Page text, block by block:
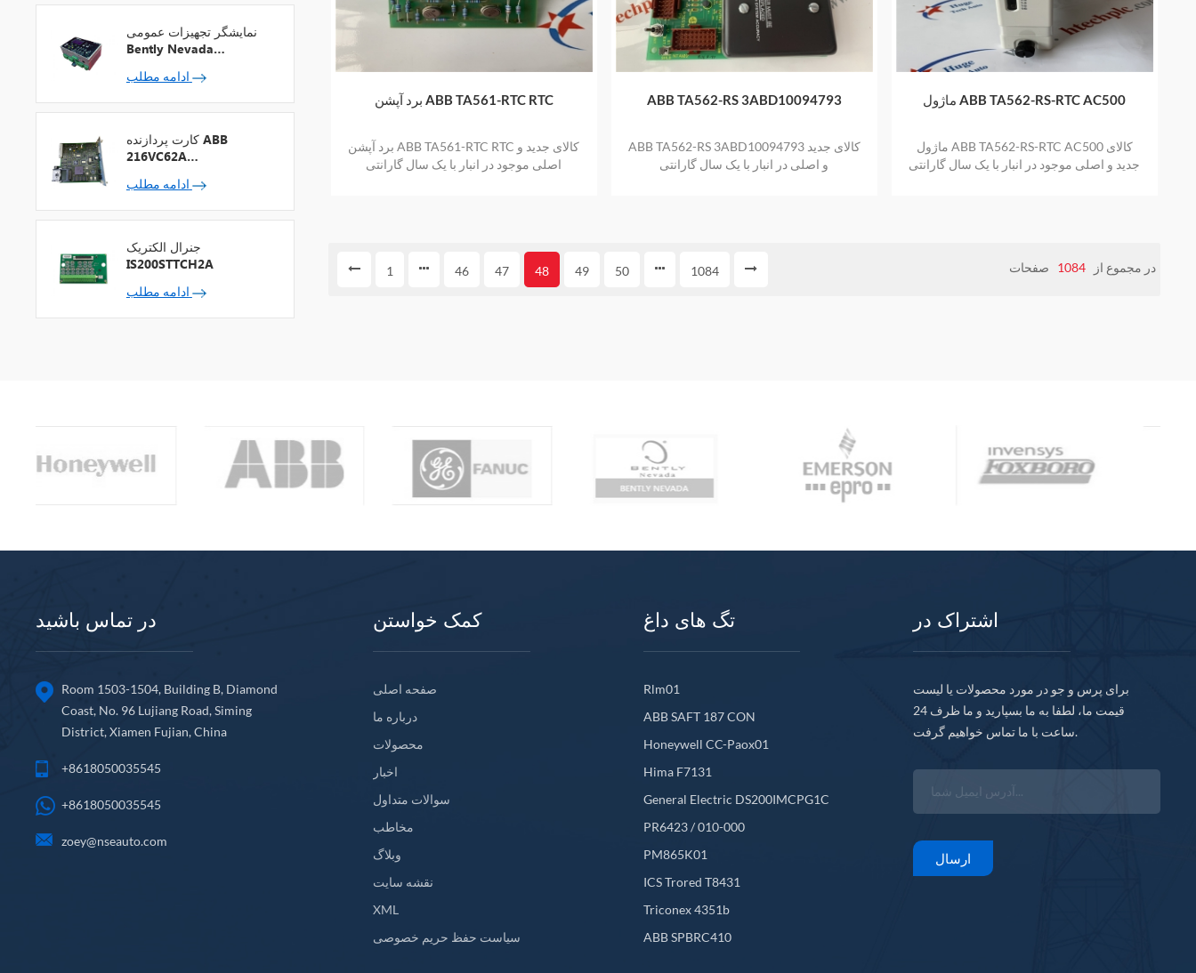
برد آپشن ABB TA561-RTC RTC
برد آپشن ABB TA561-RTC RTC کالای جدید و
اصلی موجود در انبار با یک سال گارانتی
ABB TA562-RS 3ABD10094793
ABB TA562-RS 3ABD10094793 کالای جدید
و اصلی در انبار با یک سال گارانتی
ماژول ABB TA562-RS-RTC AC500
ماژول ABB TA562-RS-RTC AC500 کالای
جدید و اصلی موجود در انبار با یک سال گارانتی
1 46 47 48 49 50 1084 در مجموع از 1084 صفحات
نمایشگر تجهیزات عمومی
Bently Nevada
00
کارت پردازنده ABB
216VC62A
جنرال الکتریک
IS200STTCH2A
در تماس باشید
Room 1503-1504, Building B, Diamond
Coast, No. 96 Lujiang Road, Siming
District, Xiamen Fujian, China
+8618050035545
+8618050035545
zoey@nseauto.com
کمک خواستن
صفحه اصلی
درباره ما
محصولات
اخبار
سوالات متداول
مخاطب
وبلاگ
نقشه سایت
XML
سیاست حفظ حریم خصوصی
تگ های داغ
Rlm01
ABB SAFT 187 CON
Honeywell CC-Paox01
Hima F7131
General Electric DS200IMCPG1C
PR6423 / 010-000
PM865K01
ICS Trored T8431
Triconex 4351b
ABB SPBRC410
اشتراک در
برای پرس و جو در مورد محصولات یا لیست
قیمت ما، لطفا به ما بسپارید و ما ظرف 24
ساعت با ما تماس خواهیم گرفت.
ارسال